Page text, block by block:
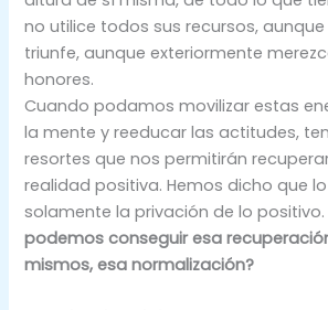
no utilice todos sus recursos,
triunfe, aunque exteriormente
honores.
Cuando podamos movilizar estas
la mente y reeducar las actitudes,
resortes que nos permitirán
realidad positiva. Hemos dicho que
solamente la privación de lo
podemos conseguir esa
mismos, esa normalización?